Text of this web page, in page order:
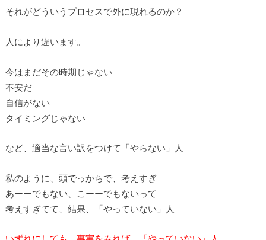
それがどういうプロセスで外に現れるのか？
人により違います。
今はまだその時期じゃない
不安だ
自信がない
タイミングじゃない
など、適当な言い訳をつけて「やらない」人
私のように、頭でっかちで、考えすぎ
あーーでもない、こーーでもないって
考えすぎてて、結果、「やっていない」人